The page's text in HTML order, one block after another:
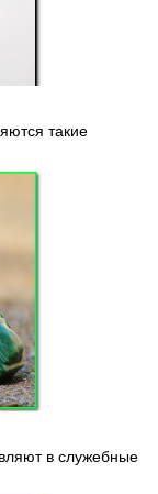
такие
в служебные